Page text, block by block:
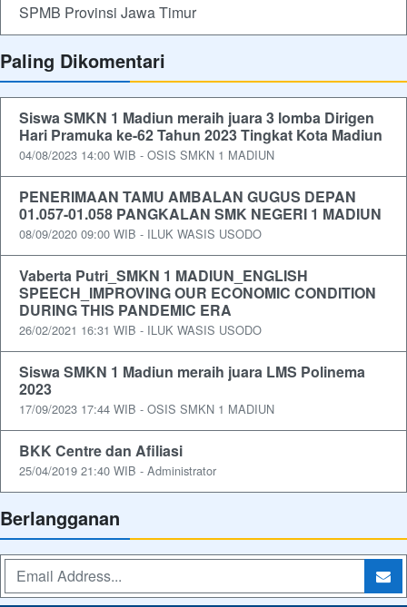
SPMB Provinsi Jawa Timur
Paling Dikomentari
Siswa SMKN 1 Madiun meraih juara 3 lomba Dirigen
Hari Pramuka ke-62 Tahun 2023 Tingkat Kota Madiun
04/08/2023 14:00 WIB - OSIS SMKN 1 MADIUN
PENERIMAAN TAMU AMBALAN GUGUS DEPAN
01.057-01.058 PANGKALAN SMK NEGERI 1 MADIUN
08/09/2020 09:00 WIB - ILUK WASIS USODO
Vaberta Putri_SMKN 1 MADIUN_ENGLISH
SPEECH_IMPROVING OUR ECONOMIC CONDITION
DURING THIS PANDEMIC ERA
26/02/2021 16:31 WIB - ILUK WASIS USODO
Siswa SMKN 1 Madiun meraih juara LMS Polinema
2023
17/09/2023 17:44 WIB - OSIS SMKN 1 MADIUN
BKK Centre dan Afiliasi
25/04/2019 21:40 WIB - Administrator
Berlangganan